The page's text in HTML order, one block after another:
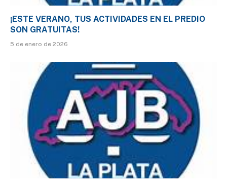
¡ESTE VERANO, TUS ACTIVIDADES EN EL PREDIO
SON GRATUITAS!
5 de enero de 2026